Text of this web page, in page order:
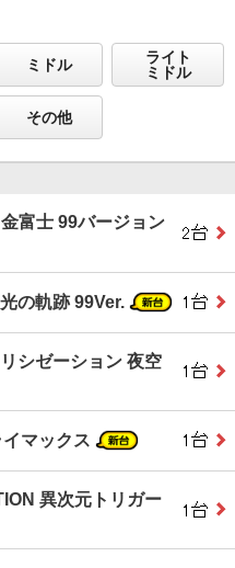
ミドル
ライト
ミドル
その他
富士 99バージョン
の軌跡 99Ver.
シゼーション 夜空
マックス
異次元トリガー